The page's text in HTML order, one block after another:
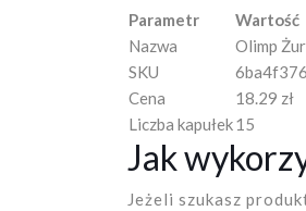
Parametr
Wartość
Nazwa
Olimp
SKU
Cena
18.29 zł
Liczba kapułek15
Jak
Jeżeli szukasz